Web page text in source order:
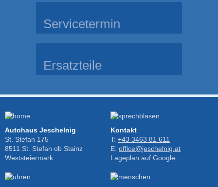
Servicetermin
Ersatzteile
Autohaus Jeschelnig
St. Stefan 175
8511 St. Stefan ob Stainz
Weststeiermark
Kontakt
T:+43 3463 81 611
E:office@jeschelnig.at
Lageplan auf Google